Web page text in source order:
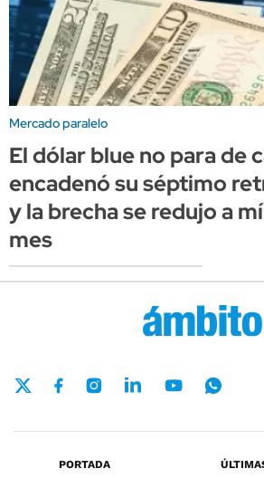
Mercado paralelo
El dólar blue no para de
encadenó su séptimo
y la brecha se redujo a
mes
PORTADA